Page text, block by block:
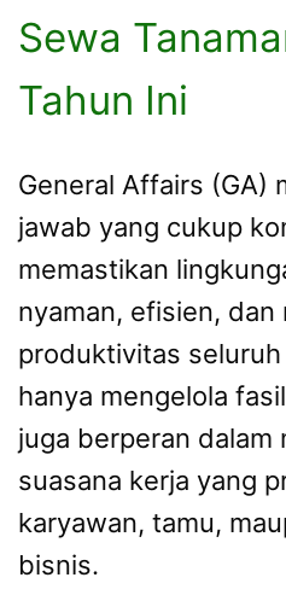
Sewa
Tahun Ini
General Affairs (GA)
jawab yang cukup
memastikan
nyaman, efisien, dan
produktivitas
hanya mengelola
juga berperan dalam
suasana kerja yang
karyawan, tamu,
bisnis.